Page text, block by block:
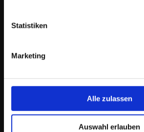
Statistiken
Marketing
Alle zulassen
Auswahl erlauben
& Idengeberbei der Entwicklung von
Zielgruppen sindEinzelpersonen, EPU/KMU.